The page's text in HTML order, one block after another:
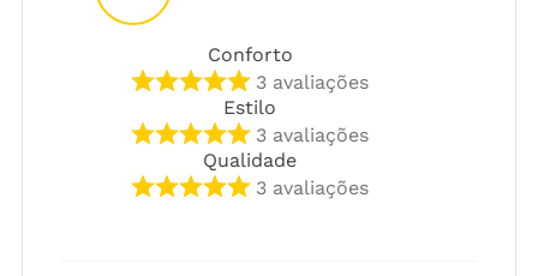
Conforto
3 avaliações
Estilo
3 avaliações
Qualidade
3 avaliações